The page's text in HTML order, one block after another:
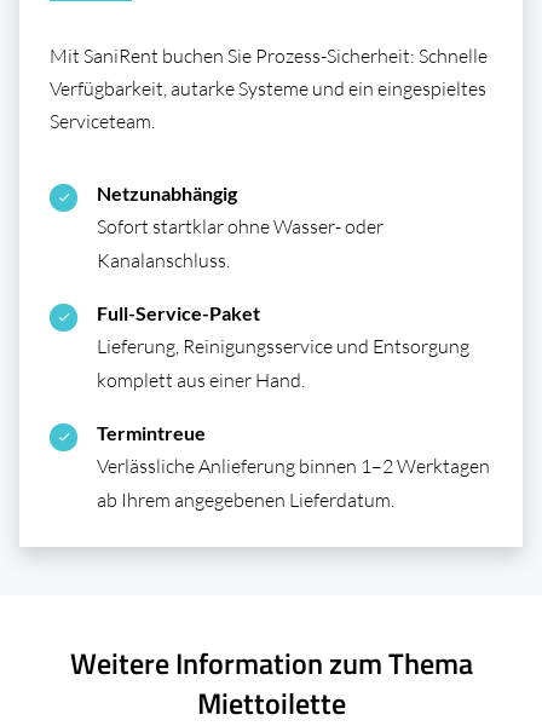
Mit SaniRent buchen Sie Prozess-Sicherheit: Schnelle
Verfüg­barkeit, autarke Systeme und ein eingespieltes
Serviceteam.
Netzunabhängig
Sofort startklar ohne Wasser- oder
Kanalanschluss.
Full-Service-Paket
Lieferung, Reinigungs­service und Entsorgung
komplett aus einer Hand.
Termintreue
Verlässliche Anlieferung binnen 1–2 Werktagen
ab Ihrem angegebenen Lieferdatum.
Weitere Information zum Thema
Miettoilette